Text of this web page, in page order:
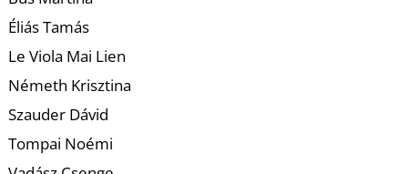
Éliás Tamás
Le Viola Mai Lien
Németh Krisztina
Szauder Dávid
Tompai Noémi